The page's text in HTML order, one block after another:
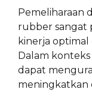
Pemeliharaan
rubber sangat
kinerja optimal
Dalam
dapat
meningkatkan